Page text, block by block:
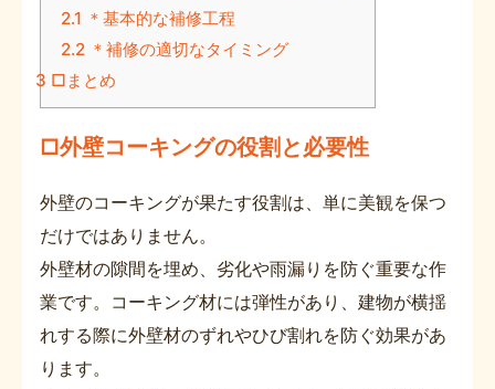
2.1 ＊基本的な補修工程
2.2＊補修の適切なタイミング
3 □まとめ
□外壁コーキングの役割と必要性
外壁のコーキングが果たす役割は、単に美観を保つ
だけではありません。
外壁材の隙間を埋め、劣化や雨漏りを防ぐ重要な作
業です。コーキング材には弾性があり、建物が横揺
れする際に外壁材のずれやひび割れを防ぐ効果があ
ります。